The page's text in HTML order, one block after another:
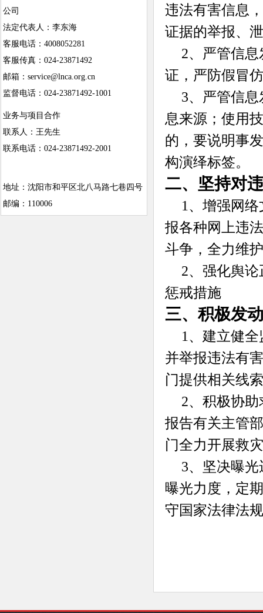
公司
法定代表人：李东海
客服电话：4008052281
客服传真：024-23871492
邮箱：service@lnca.org.cn
监督电话：024-23871492-1001
业务与项目合作
联系人：王先生
联系电话：024-23871492-2001
地址：沈阳市和平区北八马路七巷四号
邮编：110006
违法有害信息
证据的举报、
2、严管信
证，严防假冒
3、严管信
息来源；使用
的，要说明事
构演绎标签。
二、坚持对
1、增强网
报各种网上违
斗争，全力维
2、强化舆
惩戒措施
三、积极发
1、建立健
并举报违法有
门提供相关线
2、积极协
报告有关主管
门全力开展救
3、坚决曝
曝光力度，定
守国家法律法